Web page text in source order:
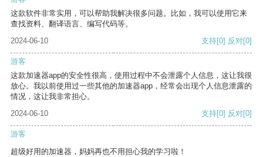
这款软件非常实用，可以帮助我解决很多问题。比如，我可以使用它来
查找资料、翻译语言、编写代码等。
2024-06-10
支持[0] 反对[0]
游客
这款加速器app的安全性很高，使用过程中不会泄露个人信息，这让我很
放心。我以前使用过一些其他的加速器app，经常会出现个人信息泄露的
情况，这让我非常担心。
2024-06-10
支持[0] 反对[0]
游客
超级好用的加速器，妈妈再也不用担心我的学习啦！